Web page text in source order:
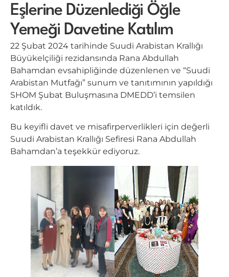
Eşlerine Düzenlediği Öğle
Yemeği Davetine Katılım
22 Şubat 2024 tarihinde Suudi Arabistan Krallığı
Büyükelçiliği rezidansında Rana Abdullah
Bahamdan evsahipliğinde düzenlenen ve “Suudi
Arabistan Mutfağı” sunum ve tanıtımının yapıldığı
SHOM Şubat Buluşmasına DMEDD’i temsilen
katıldık.
Bu keyifli davet ve misafirperverlikleri için değerli
Suudi Arabistan Krallığı Sefiresi Rana Abdullah
Bahamdan’a teşekkür ediyoruz.